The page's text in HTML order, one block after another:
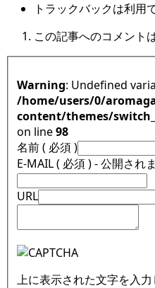
トラックバックは利用
この記事へのコメント
Warning : Undefined
/home/users/0/
content/themes/
on line98
名前 ( 必須 )
E-MAIL ( 必須 ) - 公開され
URL
上に表示された文字を入力